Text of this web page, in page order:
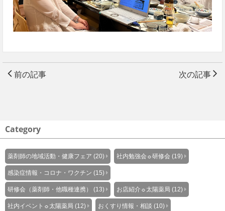
前の記事 次の記事
Category
薬剤師の地域活動・健康フェア (20) 社内勉強会☼研修会 (19)
感染症情報・コロナ・ワクチン (15)
研修会（薬剤師・他職種連携） (13) お店紹介☼太陽薬局 (12)
社内イベント☼太陽薬局 (12) おくすり情報・相談 (10)